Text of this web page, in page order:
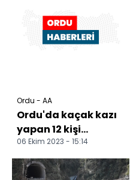
Ordu - AA
Ordu'da kaçak kazı
yapan 12 kişi
gözaltına alındı
06 Ekim 2023 - 15:14